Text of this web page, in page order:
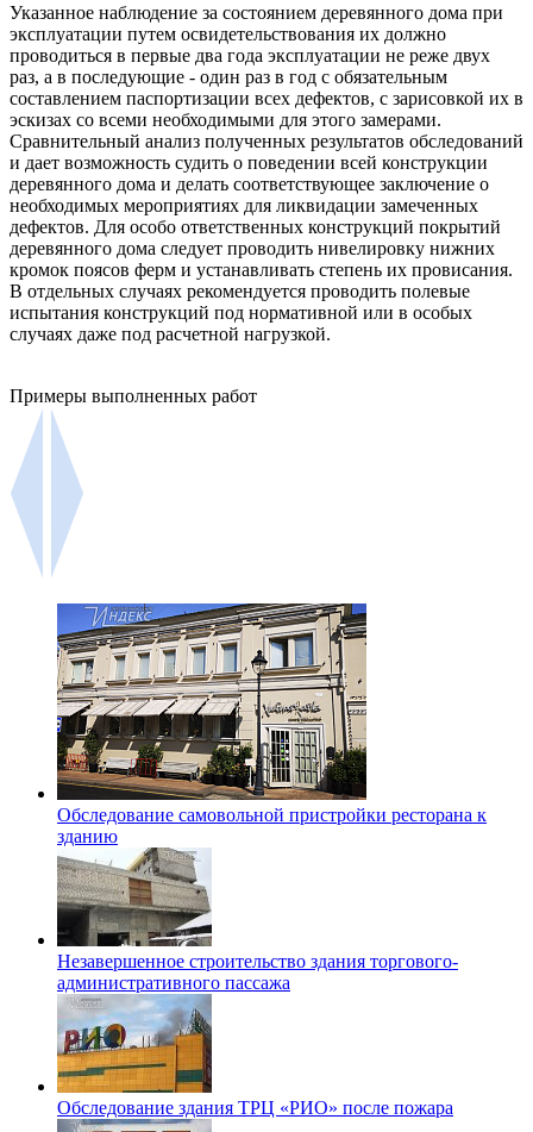
Указанное наблюдение за состоянием деревянного дома при
эксплуатации путем освидетельствования их должно
проводиться в первые два года эксплуатации не реже двух
раз, а в последующие - один раз в год с обязательным
составлением паспортизации всех дефектов, с зарисовкой их в
эскизах со всеми необходимыми для этого замерами.
Сравнительный анализ полученных результатов обследований
и дает возможность судить о поведении всей конструкции
деревянного дома и делать соответствующее заключение о
необходимых мероприятиях для ликвидации замеченных
дефектов. Для особо ответственных конструкций покрытий
деревянного дома следует проводить нивелировку нижних
кромок поясов ферм и устанавливать степень их провисания.
В отдельных случаях рекомендуется проводить полевые
испытания конструкций под нормативной или в особых
случаях даже под расчетной нагрузкой.
Примеры выполненных работ
Обследование самовольной пристройки ресторана к
зданию
Незавершенное строительство здания торгового-
административного пассажа
Обследование здания ТРЦ «РИО» после пожара